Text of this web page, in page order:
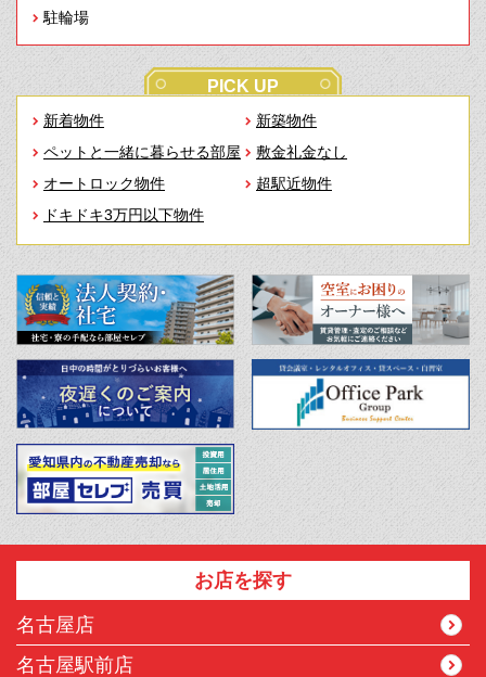
駐輪場
PICK UP
新着物件
新築物件
ペットと一緒に暮らせる部屋
敷金礼金なし
オートロック物件
超駅近物件
ドキドキ3万円以下物件
お店を探す
名古屋店
名古屋駅前店